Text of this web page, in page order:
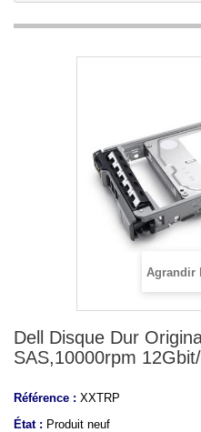
Agrandir
Dell Disque Dur
SAS,10000rpm
Référence : XXTRP
État : Produit neuf